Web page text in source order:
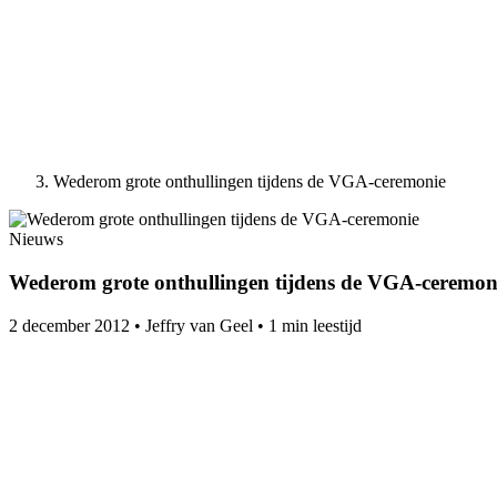
Wederom grote onthullingen tijdens de VGA-ceremonie
Nieuws
Wederom grote onthullingen tijdens de VGA-
2 december 2012 • Jeffry van Geel • 1 min leestijd